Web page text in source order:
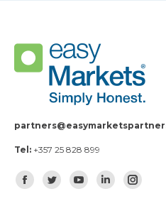
Tel: +357 25 828 899
Finden Sie uns auf:
Facebook
TwitterYouTubeLinkedin